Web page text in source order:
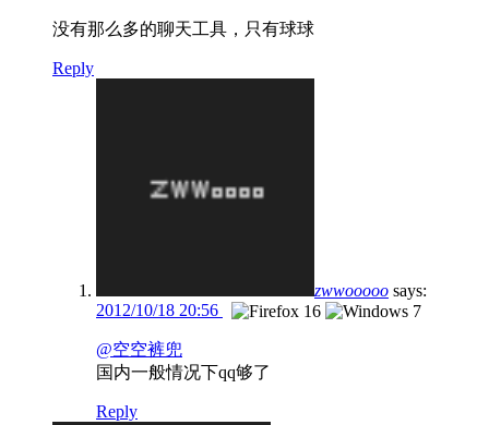
没有那么多的聊天工具，只有球球
Reply
zwwooooo says:
2012/10/18 20:56
@空空裤兜
国内一般情况下qq够了
Reply